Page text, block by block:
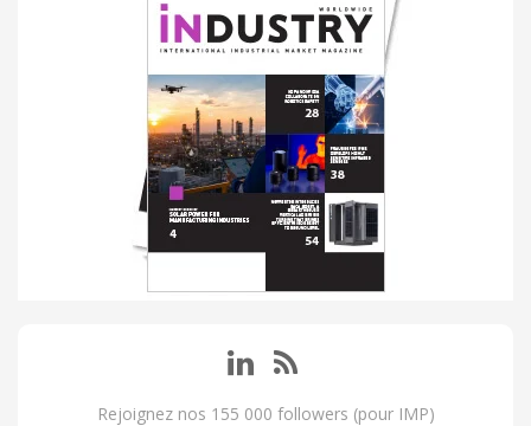
Rejoignez nos 155 000 followers (pour IMP)